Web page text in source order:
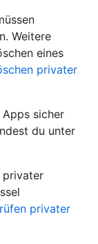
Weitere
eines
privater
sicher
du unter
privater
privater